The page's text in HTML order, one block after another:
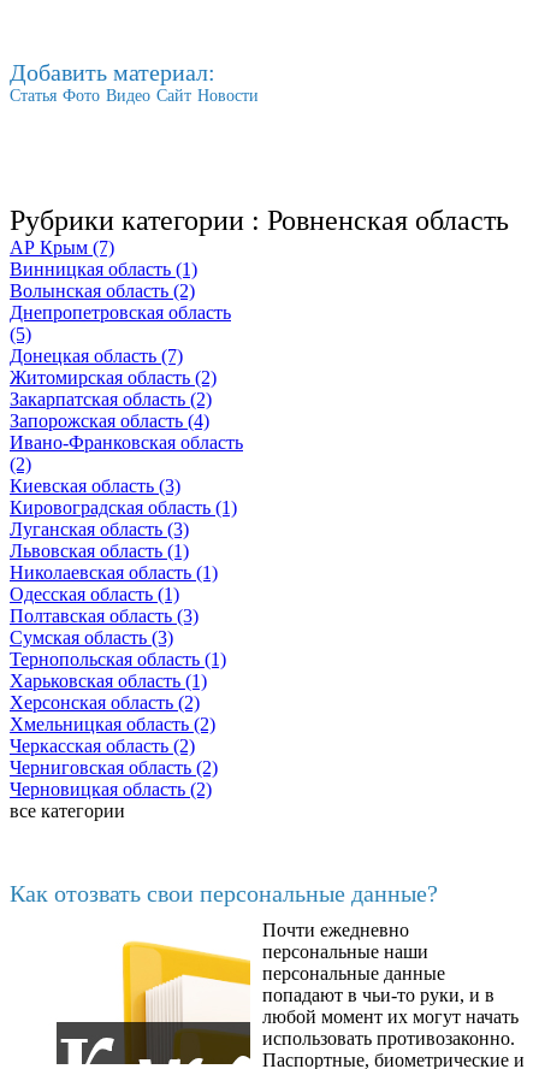
Добавить материал:
Статья Фото Видео Сайт Новости
Рубрики категории : Ровненская область
АР Крым (7)
Винницкая область (1)
Волынская область (2)
Днепропетровская область
(5)
Донецкая область (7)
Житомирская область (2)
Закарпатская область (2)
Запорожская область (4)
Ивано-Франковская область
(2)
Киевская область (3)
Кировоградская область (1)
Луганская область (3)
Львовская область (1)
Николаевская область (1)
Одесская область (1)
Полтавская область (3)
Сумская область (3)
Тернопольская область (1)
Харьковская область (1)
Херсонская область (2)
Хмельницкая область (2)
Черкасская область (2)
Черниговская область (2)
Черновицкая область (2)
все категории
Как отозвать свои персональные данные?
Почти ежедневно
персональные наши
персональные данные
попадают в чьи-то руки, и в
любой момент их могут начать
использовать противозаконно.
Паспортные, биометрические и